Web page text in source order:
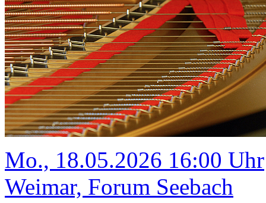
Mo., 18.05.2026 16:00 Uhr
Weimar, Forum Seebach